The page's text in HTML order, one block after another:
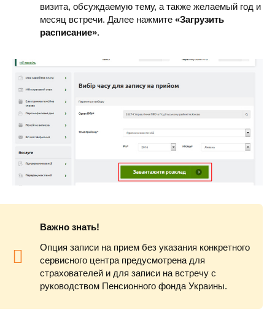
визита, обсуждаемую тему, а также желаемый год и
месяц встречи. Далее нажмите «Загрузить
расписание».
Важно знать!
Опция записи на прием без указания конкретного
сервисного центра предусмотрена для
страхователей и для записи на встречу с
руководством Пенсионного фонда Украины.